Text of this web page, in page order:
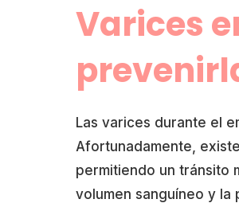
Varices
Las varices durante el
Afortunadamente,
permitiendo un tránsito
volumen sanguíneo y